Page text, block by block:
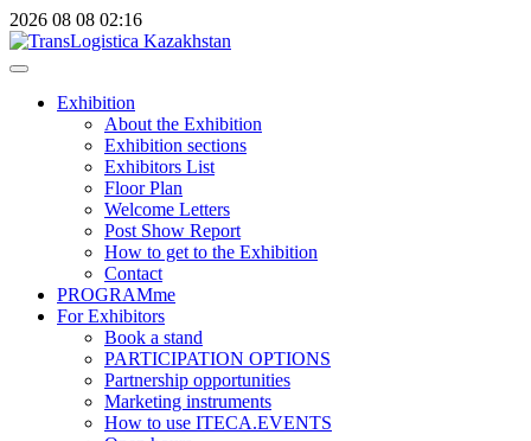
2026 08 08 02:16
Exhibition
About the Exhibition
Exhibition sections
Exhibitors List
Floor Plan
Welcome Letters
Post Show Report
How to get to the Exhibition
Contact
PROGRAMme
For Exhibitors
Book a stand
PARTICIPATION OPTIONS
Partnership opportunities
Marketing instruments
How to use ITECA.EVENTS